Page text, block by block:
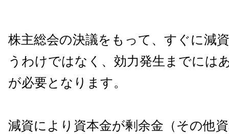
株主総会の決議をもって、すぐに減
うわけではなく、効力発生までには
が必要となります。
減資により資本金が剰余金（その他